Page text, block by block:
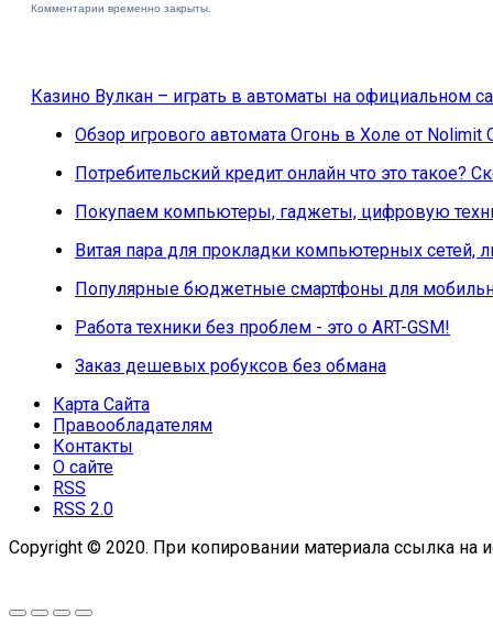
Комментарии временно закрыты.
Казино Вулкан – играть в автоматы на официальном
Обзор игрового автомата Огонь в Холе от
Потребительский кредит онлайн что это такое?
Покупаем компьютеры, гаджеты, цифровую
Витая пара для прокладки компьютерных сетей,
Популярные бюджетные смартфоны для
Работа техники без проблем - это о ART-GSM!
Заказ дешевых робуксов без обмана
Карта Сайта
Правообладателям
Контакты
О сайте
RSS
RSS 2.0
Copyright © 2020. При копировании материала ссылка на